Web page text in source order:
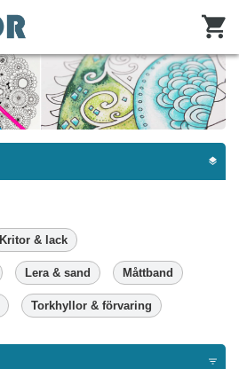
Kritor & lack
Lera & sand Måttband
Torkhyllor & förvaring